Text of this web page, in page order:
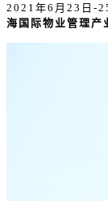
2021 年6月23日 -
海国际物业管理产